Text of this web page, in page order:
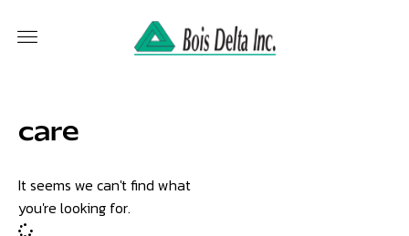
care
It seems we can't find what
you're looking for.